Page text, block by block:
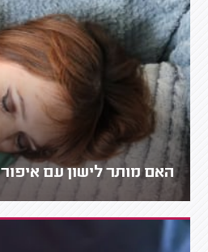
האם מותר לישון עם